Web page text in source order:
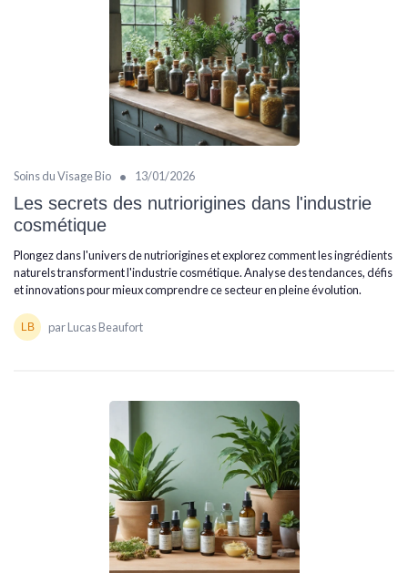
Soins du Visage Bio • 13/01/2026
Les secrets des nutriorigines dans l'industrie
cosmétique
Plongez dans l'univers de nutriorigines et explorez comment les ingrédients
naturels transforment l'industrie cosmétique. Analyse des tendances, défis
et innovations pour mieux comprendre ce secteur en pleine évolution.
par Lucas Beaufort